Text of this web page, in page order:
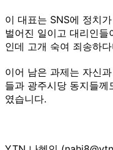
이 대표는 SNS에 정치
벌어진 일이고 대리인
인데 고개 숙여 죄송하
이어 남은 과제는 자신
들과 광주시당 동지들
였습니다.